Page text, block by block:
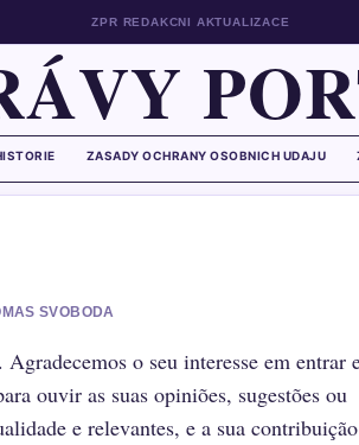
ZPR REDAKCNI AKTUALIZACE
ZASADY OCHRANY OSOBNICH UDAJU
SVOBODA
o seu interesse em entrar
ouvir as suas opiniões, sugestões ou
e relevantes, e a sua